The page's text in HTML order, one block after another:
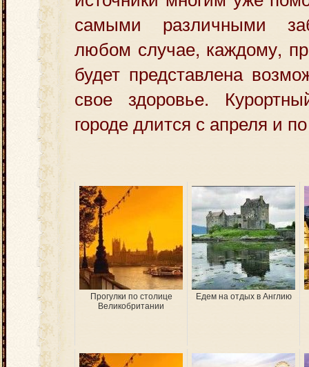
самыми различными
любом случае, каждому,
будет представлена
свое здоровье.
городе длится с апреля и
Прогулки по столице
Великобритании
Едем на отдых в Англию